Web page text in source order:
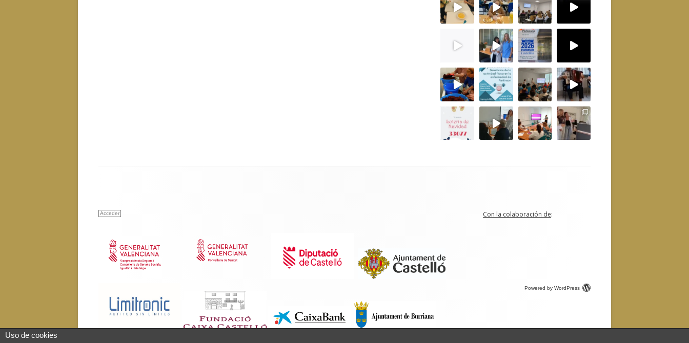
Acceder Con la colaboración de:
Powered by WordPress
Uso de cookies